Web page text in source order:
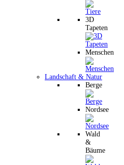
3D
Tapeten
Menschen
Landschaft & Natur
Berge
Nordsee
Wald
&
Bäume